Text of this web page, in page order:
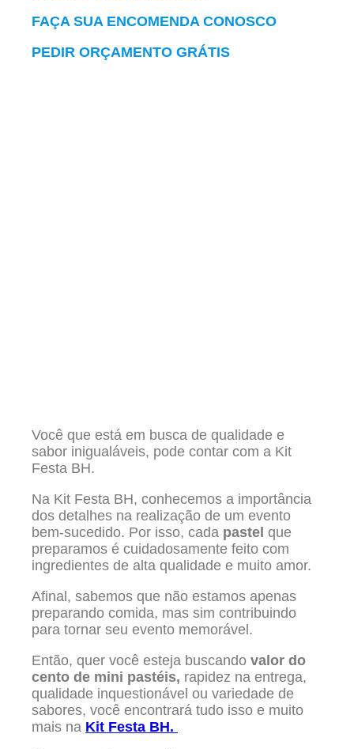
FAÇA SUA ENCOMENDA CONOSCO
PEDIR ORÇAMENTO GRÁTIS
Você que está em busca de qualidade e
sabor inigualáveis, pode contar com a Kit
Festa BH.
Na Kit Festa BH, conhecemos a importância
dos detalhes na realização de um evento
bem-sucedido. Por isso, cada pastel que
preparamos é cuidadosamente feito com
ingredientes de alta qualidade e muito amor.
Afinal, sabemos que não estamos apenas
preparando comida, mas sim contribuindo
para tornar seu evento memorável.
Então, quer você esteja buscando valor do
cento de mini pastéis, rapidez na entrega,
qualidade inquestionável ou variedade de
sabores, você encontrará tudo isso e muito
mais na Kit Festa BH.